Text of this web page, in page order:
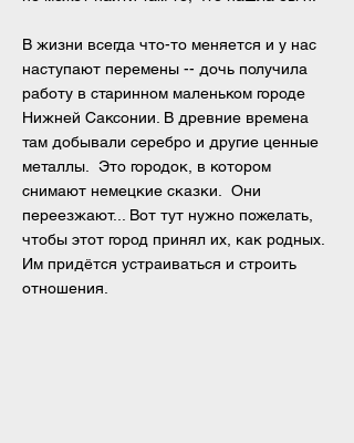
В жизни всегда что-то меняется и у нас
наступают перемены -- дочь получила
работу в старинном маленьком городе
Нижней Саксонии. В древние времена
там добывали серебро и другие ценные
металлы. Это городок, в котором
снимают немецкие сказки. Они
переезжают... Вот тут нужно пожелать,
чтобы этот город принял их, как родных.
Им придётся устраиваться и строить
отношения.